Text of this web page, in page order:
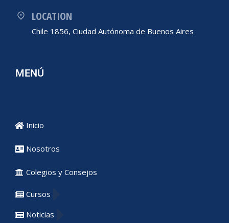
LOCATION
Chile 1856, Ciudad Autónoma de Buenos Aires
MENÚ
Inicio
Nosotros
Colegios y Consejos
Cursos
Noticias